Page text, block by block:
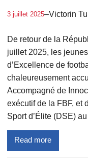
3 juillet 2025–Victorin
De retour de la
juillet 2025, les
d’Excellence de
chaleureusement
Accompagné de
exécutif de la FBF, et
Sport d’Élite (DSE)
Read more